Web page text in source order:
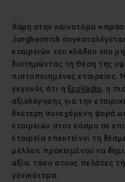
Χάρη στην καινοτόμα
Jungheinrich
εταιρειών του κλάδου του
διατηρώντας τη θέση της
πιστοποιημένες εταιρείες.
γεγονός ότι η EcoVadis, η
αξιολόγησης για την
δεύτερη συνεχόμενη φορά
εταιρειών στον κόσμο σε
εταιρεία επεκτείνει τη
μέλλον, προκειμένου να
αξία, τόσο στους πελάτες
γενικότερα.